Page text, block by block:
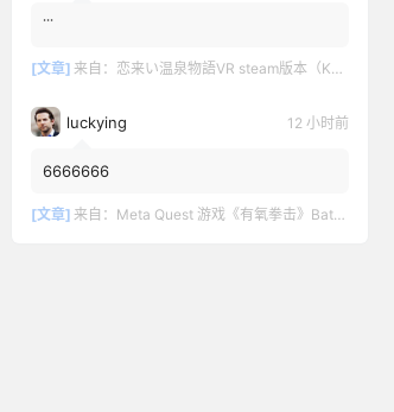
˙˙˙
[文章] 来自： 恋来い温泉物語VR steam版本（KoiKoiMonogatari VR）
luckying 12 小时前
6666666
[文章] 来自： Meta Quest 游戏《有氧拳击》Battle Fit: VR Cardio Boxing